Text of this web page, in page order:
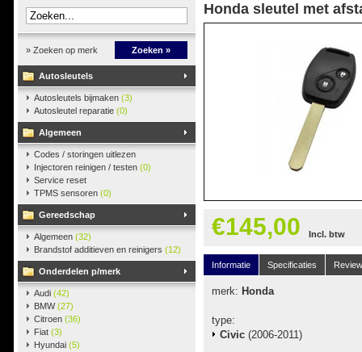
» Zoeken op merk Zoeken »
Autosleutels
Autosleutels bijmaken (3)
Autosleutel reparatie (0)
Algemeen
Codes / storingen uitlezen
Injectoren reinigen / testen (0)
Service reset
TPMS sensoren (0)
Gereedschap
Algemeen (32)
Brandstof additieven en reinigers (12)
Onderdelen p/merk
Audi (42)
BMW(27)
Citroen (36)
Fiat (3)
Hyundai (5)
Honda sleutel met
€145,00 Incl. btw
Informatie Specificaties
merk: Honda
type:
Civic (2006-2011)